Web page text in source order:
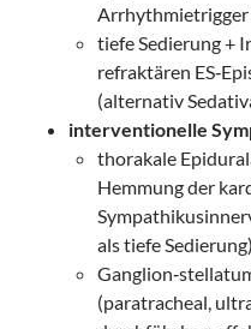
Arrhythmietrigger
tiefe Sedierung +
refraktären
(alternativ
interventionelle
thorakale
Hemmung der
als tiefe Sedierung)
(paratracheal,